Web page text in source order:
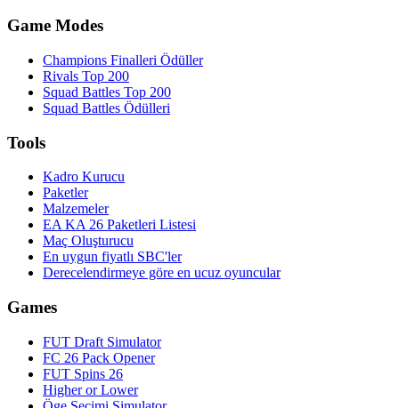
Game Modes
Champions Finalleri Ödüller
Rivals Top 200
Squad Battles Top 200
Squad Battles Ödülleri
Tools
Kadro Kurucu
Paketler
Malzemeler
EA KA 26 Paketleri Listesi
Maç Oluşturucu
En uygun fiyatlı SBC'ler
Derecelendirmeye göre en ucuz oyuncular
Games
FUT Draft Simulator
FC 26 Pack Opener
FUT Spins 26
Higher or Lower